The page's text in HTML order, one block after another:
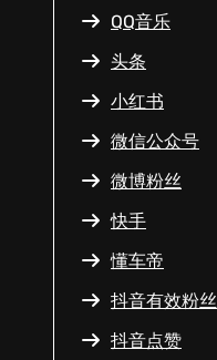
QQ音乐
头条
小红书
微信公众号
微博粉丝
快手
懂车帝
抖音有效粉丝
抖音点赞